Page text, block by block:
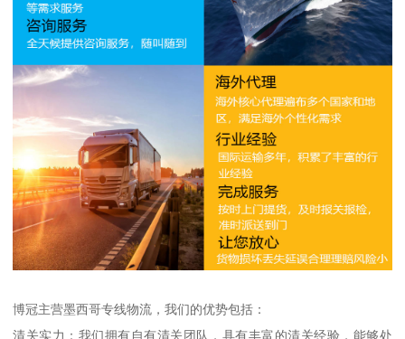
博冠主营墨西哥专线物流，我们的优势包括：
清关实力：我们拥有自有清关团队，具有丰富的清关经验，能够处